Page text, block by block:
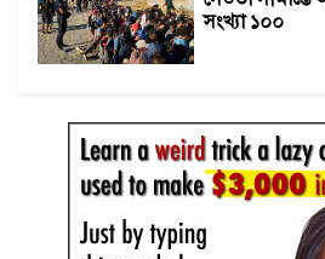
সংখ্যা ১০০